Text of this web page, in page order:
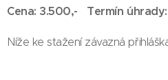
Cena: 3.500,- Termín
Níže ke stažení závazná